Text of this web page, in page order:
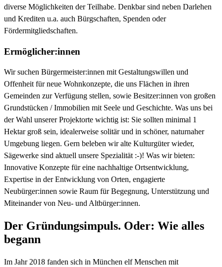
diverse Möglichkeiten der Teilhabe. Denkbar sind neben Darlehen
und Krediten u.a. auch Bürgschaften, Spenden oder
Fördermitgliedschaften.
Ermöglicher:innen
Wir suchen Bürgermeister:innen mit Gestaltungswillen und
Offenheit für neue Wohnkonzepte, die uns Flächen in ihren
Gemeinden zur Verfügung stellen, sowie Besitzer:innen von großen
Grundstücken / Immobilien mit Seele und Geschichte. Was uns bei
der Wahl unserer Projektorte wichtig ist: Sie sollten minimal 1
Hektar groß sein, idealerweise solitär und in schöner, naturnaher
Umgebung liegen. Gern beleben wir alte Kulturgüter wieder,
Sägewerke sind aktuell unsere Spezialität :-)! Was wir bieten:
Innovative Konzepte für eine nachhaltige Ortsentwicklung,
Expertise in der Entwicklung von Orten, engagierte
Neubürger:innen sowie Raum für Begegnung, Unterstützung und
Miteinander von Neu- und Altbürger:innen.
Der Gründungs­impuls. Oder: Wie alles
begann
Im Jahr 2018 fanden sich in München elf Menschen mit